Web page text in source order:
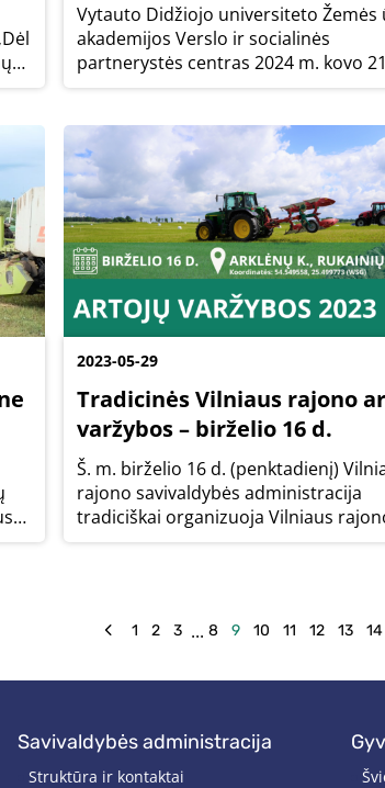
Vytauto Didžiojo universiteto Žemės ūkio
akademijos Verslo ir socialinės
partnerystės centras 2024 m. kovo
d. organizuoja tarptautinę žemės
2023-05-29
Tradicinės Vilniaus rajono
varžybos – birželio 16 d.
Š. m. birželio 16 d. (penktadienį)
rajono savivaldybės administracija
tradiciškai organizuoja Vilniaus
artojų varžybas ir noraginių skutikų
1 2 3 ... 8 9 10 11 12 13 14
savivaldybės administracija
Struktūra ir kontaktai